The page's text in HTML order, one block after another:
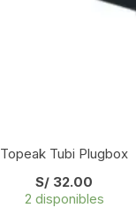
Topeak Tubi Plugbox
S/ 32.00
2 disponibles